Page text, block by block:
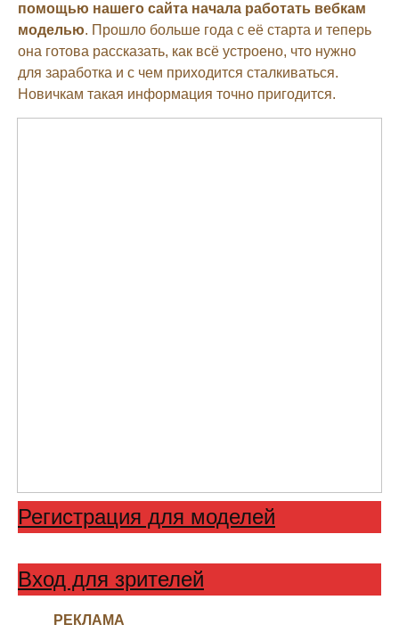
помощью нашего сайта начала работать вебкам
моделью. Прошло больше года с её старта и теперь
она готова рассказать, как всё устроено, что нужно
для заработка и с чем приходится сталкиваться.
Новичкам такая информация точно пригодится.
Регистрация для моделей
Вход для зрителей
РЕКЛАМА